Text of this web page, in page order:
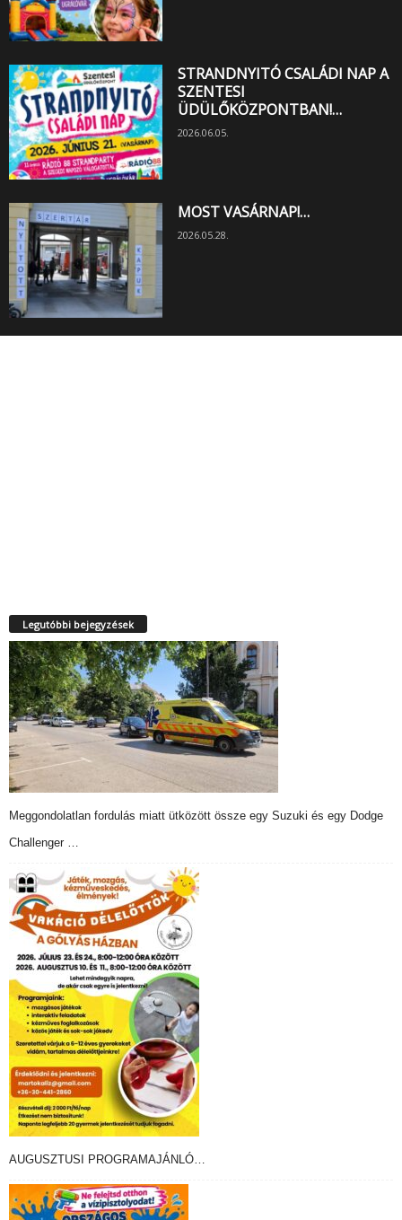
STRANDNYITÓ CSALÁDI NAP A
SZENTESI
ÜDÜLŐKÖZPONTBAN!…
2026.06.05.
MOST VASÁRNAP!…
2026.05.28.
Legutóbbi bejegyzések
Meggondolatlan fordulás miatt ütközött össze egy Suzuki és egy Dodge
Challenger …
AUGUSZTUSI PROGRAMAJÁNLÓ…